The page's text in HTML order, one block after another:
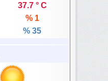
37.7 ° C
% 1
% 35